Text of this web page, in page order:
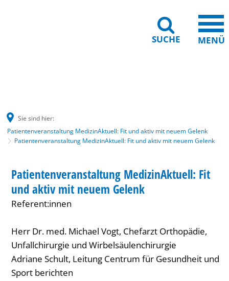
SUCHE MENÜ
Sie sind hier:
Patientenveranstaltung MedizinAktuell: Fit und aktiv mit neuem Gelenk
Patientenveranstaltung MedizinAktuell: Fit und aktiv mit neuem Gelenk
MedizinAktuell:
aktiv
mit
neuem
KATEGORIE: VORTRAG
Patientenveranstaltung MedizinAktuell: Fit
und aktiv mit neuem Gelenk
Referent:innen
Herr Dr. med. Michael Vogt, Chefarzt Orthopädie,
Unfallchirurgie und Wirbelsäulenchirurgie
Adriane Schult, Leitung Centrum für Gesundheit und
Sport berichten